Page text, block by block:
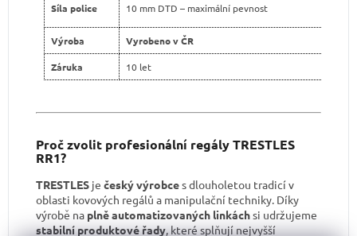
Síla police 10 mm DTD – maximální pevnost
Výroba Vyrobeno v ČR
Záruka 10 let
Proč zvolit profesionální regály TRESTLES
RR1?
TRESTLES je český výrobces dlouholetou tradicí v
oblasti kovových regálů a manipulační techniky. Díky
výrobě na plně automatizovaných linkáchsi udržujeme
stabilní produktové řady, které splňují nejvyšší